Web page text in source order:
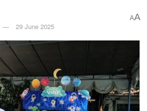
29 June 2025
AA